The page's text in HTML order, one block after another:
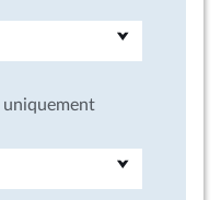
uniquement